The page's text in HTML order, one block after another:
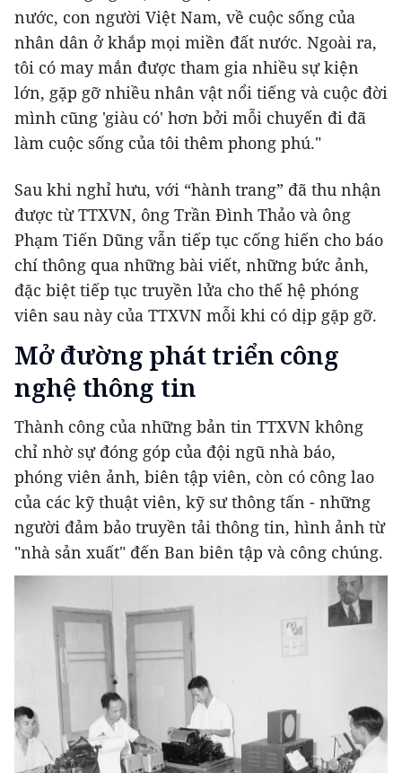
nước, con người Việt Nam, về cuộc sống của
nhân dân ở khắp mọi miền đất nước. Ngoài ra,
tôi có may mắn được tham gia nhiều sự kiện
lớn, gặp gỡ nhiều nhân vật nổi tiếng và cuộc đời
mình cũng 'giàu có' hơn bởi mỗi chuyến đi đã
làm cuộc sống của tôi thêm phong phú."
Sau khi nghỉ hưu, với “hành trang” đã thu nhận
được từ TTXVN, ông Trần Đình Thảo và ông
Phạm Tiến Dũng vẫn tiếp tục cống hiến cho báo
chí thông qua những bài viết, những bức ảnh,
đặc biệt tiếp tục truyền lửa cho thế hệ phóng
viên sau này của TTXVN mỗi khi có dịp gặp gỡ.
Mở đường phát triển công
nghệ thông tin
Thành công của những bản tin TTXVN không
chỉ nhờ sự đóng góp của đội ngũ nhà báo,
phóng viên ảnh, biên tập viên, còn có công lao
của các kỹ thuật viên, kỹ sư thông tấn - những
người đảm bảo truyền tải thông tin, hình ảnh từ
"nhà sản xuất" đến Ban biên tập và công chúng.